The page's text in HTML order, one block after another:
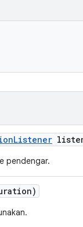
Listener
pendengar.